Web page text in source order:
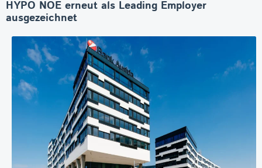
HYPO NOE erneut als Leading Employer
ausgezeichnet